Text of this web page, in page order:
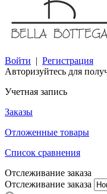
Войти | Регистрация
Авторизуйтесь для
Учетная запись
Заказы
Отложенные товары
Список сравнения
Отслеживание заказа
Отслеживание заказа